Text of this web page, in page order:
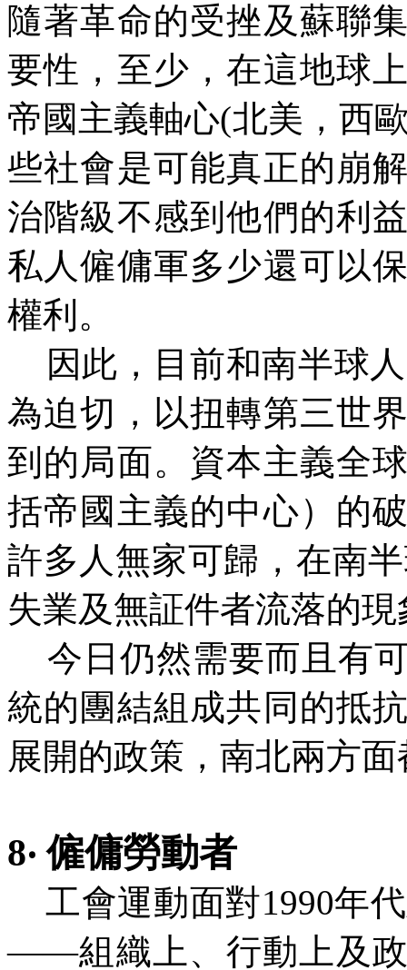
隨著革命的受挫及蘇聯
要性，至少，在這地球
帝國主義軸心(北美，西
些社會是可能真正的崩
治階級不感到他們的利
私人僱傭軍多少還可以
權利。
因此，目前和南半球
為迫切，以扭轉第三世
到的局面。資本主義全
括帝國主義的中心）的
許多人無家可歸，在南
失業及無証件者流落的現
今日仍然需要而且有
統的團結組成共同的抵
展開的政策，南北兩方
8‧ 僱傭勞動者
工會運動面對1990年
——組織上、行動上及